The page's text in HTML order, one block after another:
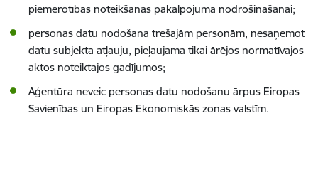
piemērotības noteikšanas pakalpojuma nodrošināšanai;
personas datu nodošana trešajām personām, nesaņemot
datu subjekta atļauju, pieļaujama tikai ārējos normatīvajos
aktos noteiktajos gadījumos;
Aģentūra neveic personas datu nodošanu ārpus Eiropas
Savienības un Eiropas Ekonomiskās zonas valstīm.